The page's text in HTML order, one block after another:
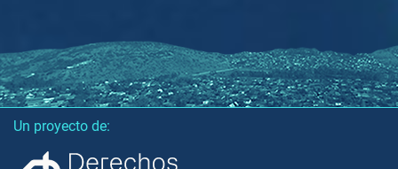
Un proyecto de: